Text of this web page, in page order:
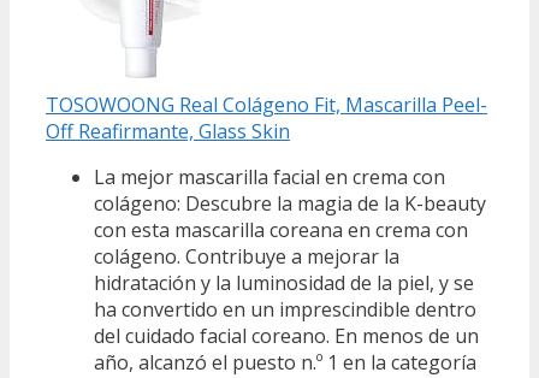
TOSOWOONG Real Colágeno Fit, Mascarilla Peel-
Off Reafirmante, Glass Skin
La mejor mascarilla facial en crema con
colágeno: Descubre la magia de la K-beauty
con esta mascarilla coreana en crema con
colágeno. Contribuye a mejorar la
hidratación y la luminosidad de la piel, y se
ha convertido en un imprescindible dentro
del cuidado facial coreano. En menos de un
año, alcanzó el puesto n.º 1 en la categoría